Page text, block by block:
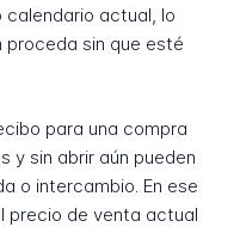
actual, lo
proceda sin que esté
para una compra
y sin abrir aún pueden
o intercambio. En ese
precio de venta actual